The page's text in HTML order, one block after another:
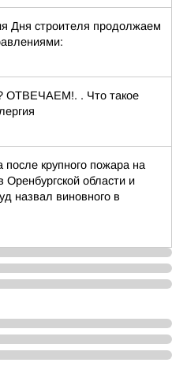
Дня строителя продолжаем
. Что такое
после крупного пожара на
области и
назвал виновного в